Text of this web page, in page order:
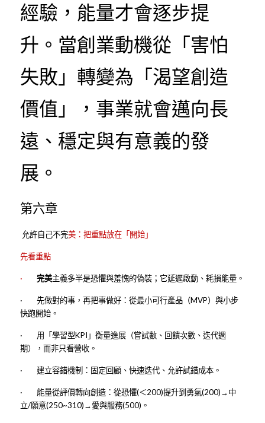
經驗，能量才會逐步提
升。當創業動機從「害怕
失敗」轉變為「渴望創造
價值」，事業就會邁向長
遠、穩定與有意義的發
展。
第六章
允許自己不完美：把重點放在「開始」
先看重點
·
  完美
主義多半是恐懼與羞愧的偽裝；它延遲啟動、耗損能量。
·        先做對的事，再把事做好：從最小可行產品（MVP）與小步
快跑開始。
·        用「學習型KPI」衡量進展（嘗試數、回饋次數、迭代週
期），而非只看營收。
·        建立容錯機制：固定回顧、快速迭代、允許試錯成本。
·        能量從評價轉向創造：從恐懼(＜200)提升到勇氣(200)→中
立/願意(250~310)→愛與服務(500)。